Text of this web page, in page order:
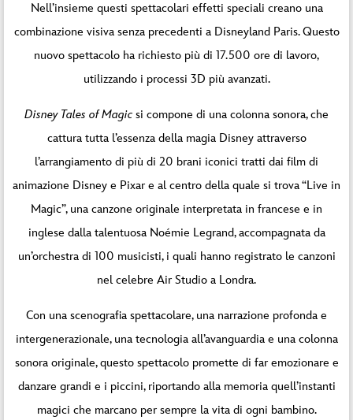
Nell’insieme questi spettacolari effetti speciali creano una
combinazione visiva senza precedenti a Disneyland Paris. Questo
nuovo spettacolo ha richiesto più di 17.500 ore di lavoro,
utilizzando i processi 3D più avanzati.
Disney Tales of Magic si compone di una colonna sonora, che
cattura tutta l’essenza della magia Disney attraverso
l’arrangiamento di più di 20 brani iconici tratti dai film di
animazione Disney e Pixar e al centro della quale si trova “Live in
Magic”, una canzone originale interpretata in francese e in
inglese dalla talentuosa Noémie Legrand, accompagnata da
un’orchestra di 100 musicisti, i quali hanno registrato le canzoni
nel celebre Air Studio a Londra.
Con una scenografia spettacolare, una narrazione profonda e
intergenerazionale, una tecnologia all’avanguardia e una colonna
sonora originale, questo spettacolo promette di far emozionare e
danzare grandi e i piccini, riportando alla memoria quell’instanti
magici che marcano per sempre la vita di ogni bambino.